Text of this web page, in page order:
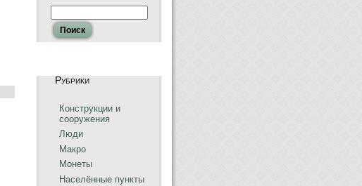
Рубрики
Конструкции и
сооружения
Люди
Макро
Монеты
Населённые пункты